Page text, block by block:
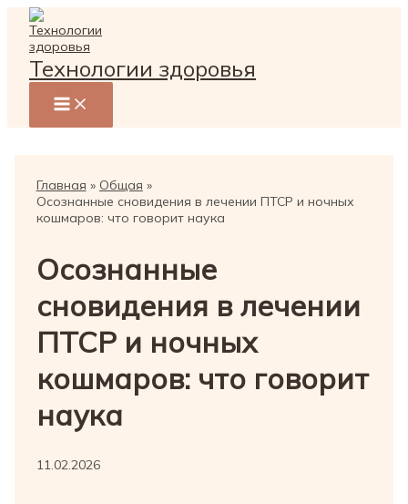
Перейти
содержимому
Технологии здоровья
Главная
Общая
Осознанные сновидения в лечении ПТСР и ночных
кошмаров: что говорит наука
Осознанные
сновидения в лечении
ПТСР и ночных
кошмаров: что говорит
наука
11.02.2026